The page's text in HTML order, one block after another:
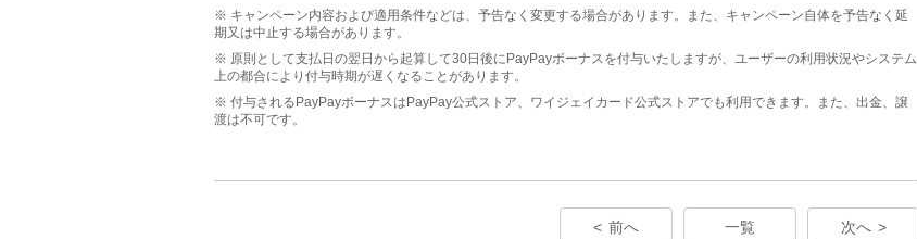
※ キャンペーン内容および適用条件などは、予告なく変更する場合があります。また、キャンペーン自体を予告なく延
期又は中止する場合があります。
※ 原則として支払日の翌日から起算して30日後にPayPayボーナスを付与いたしますが、ユーザーの利用状況やシステム
上の都合により付与時期が遅くなることがあります。
※ 付与されるPayPayボーナスはPayPay公式ストア、ワイジェイカード公式ストアでも利用できます。また、出金、譲
渡は不可です。
前へ 一覧 次へ